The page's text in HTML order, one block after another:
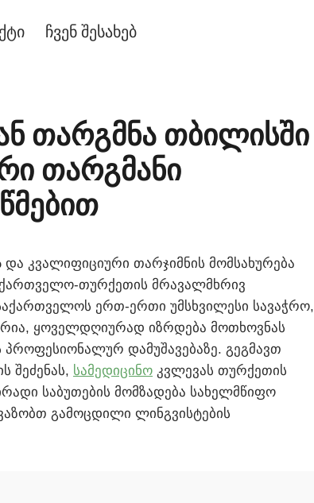
ჩვენ შესახებ
თარგმნა თბილისში
თარგმანი
და კვალიფიციური თარჯიმნის მომსახურება
თურქეთის მრავალმხრივ
ერთ-ერთი უმსხვილესი სავაჭრო,
ყოველდღიურად იზრდება მოთხოვნას
დამუშავებაზე. გეგმავთ
შეძენას, სამედიცინო კვლევას თურქეთის
საბუთების მომზადება სახელმწიფო
გამოცდილი ლინგვისტების